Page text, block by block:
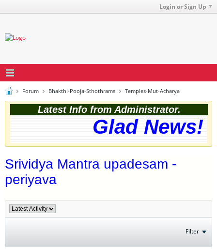
Login or Sign Up
Forum Bhakthi-Pooja-Sthothrams Temples-Mut-Acharya
Latest Info from Administrator.
Glad News!
Srividya Mantra upadesam -
periyava
Filter